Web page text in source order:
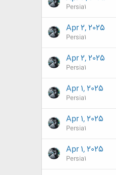
Persia1
Apr 2, 2025
Persia1
Apr 2, 2025
Persia1
Apr 1, 2025
Persia1
Apr 1, 2025
Persia1
Apr 1, 2025
Persia1